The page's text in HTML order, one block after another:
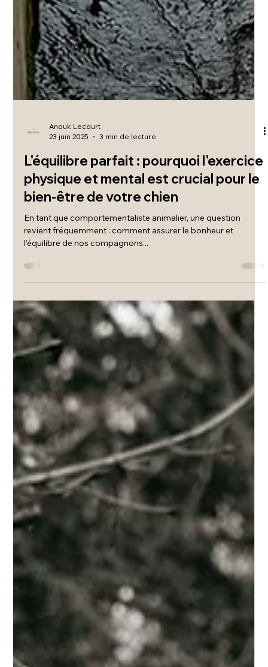
Anouk Lecourt
23 juin 2025
3 min de lecture
L'équilibre parfait : pourquoi l'exercice
physique et mental est crucial pour le
bien-être de votre chien
En tant que comportementaliste animalier, une question
revient fréquemment : comment assurer le bonheur et
l'équilibre de nos compagnons...